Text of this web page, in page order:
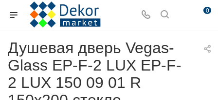
0
Душевая дверь Vegas-
Glass EP-F-2 LUX EP-F-
2 LUX 150 09 01 R